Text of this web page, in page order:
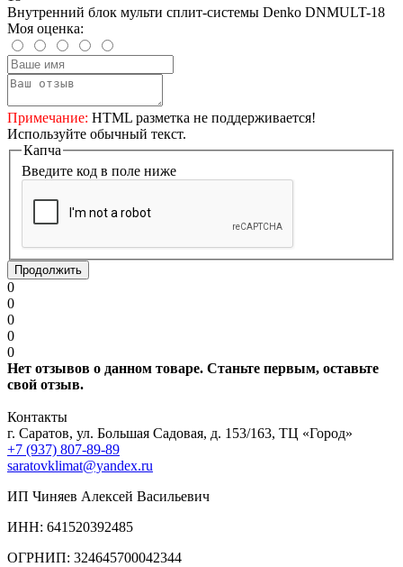
Внутренний блок мульти сплит-системы Denko DNMULT-18
Моя оценка:
Примечание: HTML разметка не поддерживается!
Используйте обычный текст.
Капча
Введите код в поле ниже
Продолжить
0
0
0
0
0
Нет отзывов о данном товаре. Станьте первым, оставьте
свой отзыв.
Контакты
г. Саратов, ул. Большая Садовая, д. 153/163, ТЦ «Город»
+7 (937) 807-89-89
saratovklimat@yandex.ru
ИП Чиняев Алексей Васильевич
ИНН: 641520392485
ОГРНИП: 324645700042344